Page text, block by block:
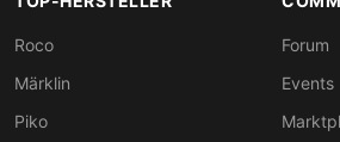
Roco
Märklin
Piko
Forum
Events